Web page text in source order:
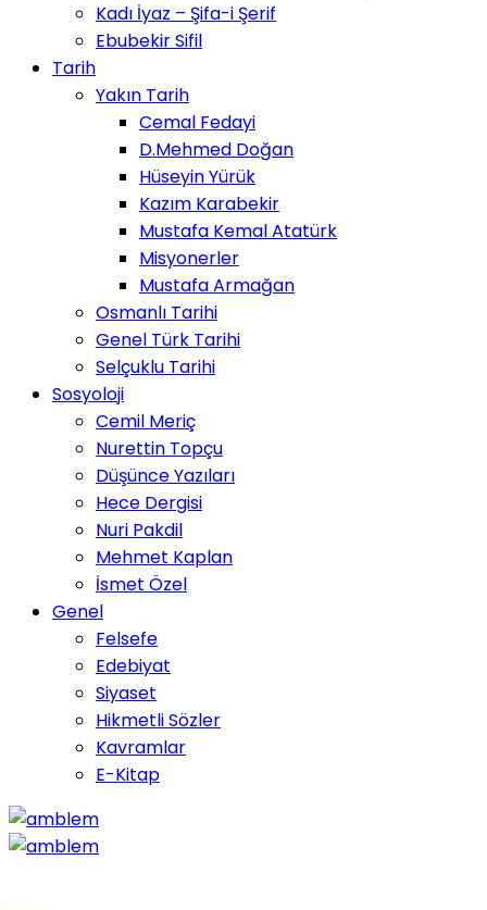
Kadı İyaz – Şifa-i Şerif
Ebubekir Sifil
Tarih
Yakın Tarih
Cemal Fedayi
D.Mehmed Doğan
Hüseyin Yürük
Kazım Karabekir
Mustafa Kemal Atatürk
Misyonerler
Mustafa Armağan
Osmanlı Tarihi
Genel Türk Tarihi
Selçuklu Tarihi
Sosyoloji
Cemil Meriç
Nurettin Topçu
Düşünce Yazıları
Hece Dergisi
Nuri Pakdil
Mehmet Kaplan
İsmet Özel
Genel
Felsefe
Edebiyat
Siyaset
Hikmetli Sözler
Kavramlar
E-Kitap